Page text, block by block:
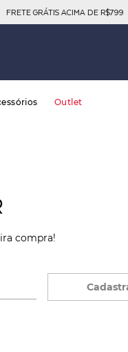
FRETE GRÁTIS ACIMA DE R$799
Outlet
compra!